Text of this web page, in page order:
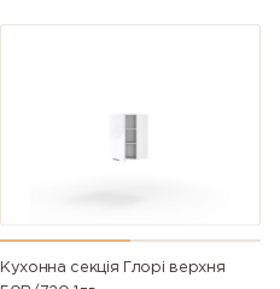
Кухонна секція Глорі верхня